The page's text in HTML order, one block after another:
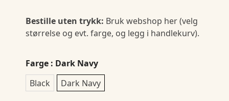
Bestille uten trykk: Bruk webshop her (velg
størrelse og evt. farge, og legg i handlekurv).
Farge : Dark Navy
Black
Dark Navy